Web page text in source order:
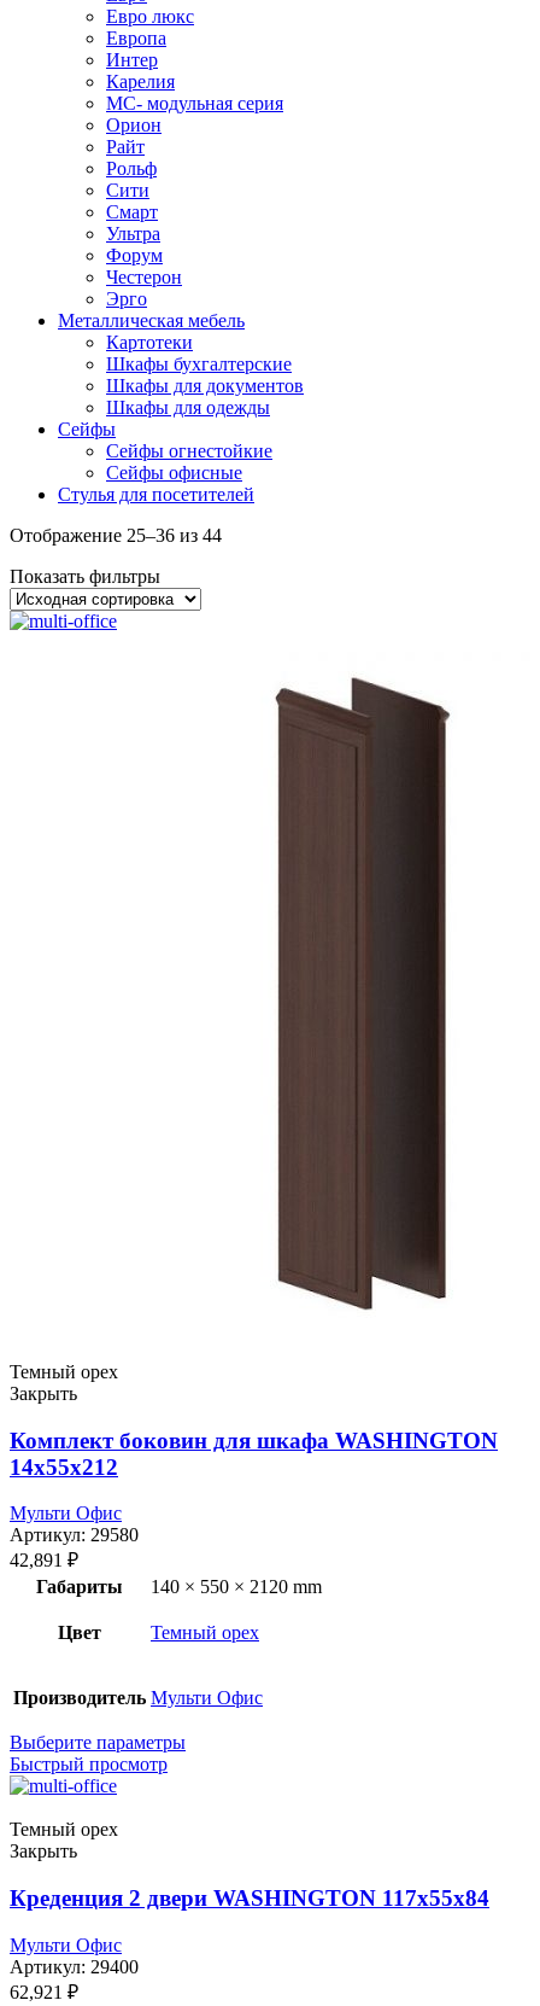
Евро люкс
Европа
Интер
Карелия
МС- модульная серия
Орион
Райт
Рольф
Сити
Смарт
Ультра
Форум
Честерон
Эрго
Металлическая мебель
Картотеки
Шкафы бухгалтерские
Шкафы для документов
Шкафы для одежды
Сейфы
Сейфы огнестойкие
Сейфы офисные
Стулья для посетителей
Отображение 25–36 из 44
Показать фильтры
Темный орех
Закрыть
Комплект боковин для шкафа WASHINGTON
14x55x212
Мульти Офис
Артикул: 29580
42,891 ₽
Габариты
140 × 550 × 2120 mm
Цвет Темный орех
Производитель Мульти Офис
Выберите параметры
Быстрый просмотр
Темный орех
Закрыть
Креденция 2 двери WASHINGTON 117x55x84
Мульти Офис
Артикул: 29400
62,921 ₽